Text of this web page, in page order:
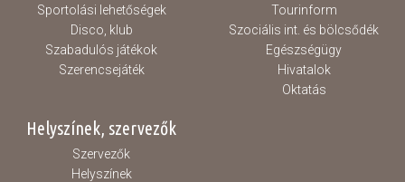
Sportolási lehetőségek
Disco, klub
Szabadulós játékok
Szerencsejáték
Tourinform
Szociális int. és bölcsődék
Egészségügy
Hivatalok
Oktatás
Helyszínek, szervezők
Szervezők
Helyszínek